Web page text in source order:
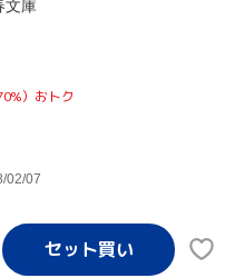
文庫
）おトク
02/07